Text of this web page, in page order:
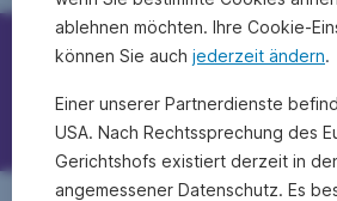
Erste Bank/Sparkassen
Fragen, Ideen,
ablehnen möchten. Ihre Cookie-
können Sie auch jederzeit ändern.
Einer unserer Partnerdienste
USA. Nach Rechtssprechung des
Gerichtshofs existiert derzeit in
angemessener Datenschutz. Es